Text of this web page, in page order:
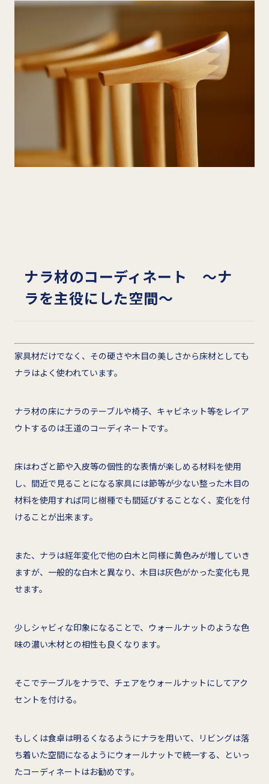
ナラ材のコーディネート ～ナ
ラを主役にした空間～
家具材だけでなく、その硬さや木目の美しさから床材としても
ナラはよく使われています。
ナラ材の床にナラのテーブルや椅子、キャビネット等をレイア
ウトするのは王道のコーディネートです。
床はわざと節や入皮等の個性的な表情が楽しめる材料を使用
し、間近で見ることになる家具には節等が少ない整った木目の
材料を使用すれば同じ樹種でも間延びすることなく、変化を付
けることが出来ます。
また、ナラは経年変化で他の白木と同様に黄色みが増していき
ますが、一般的な白木と異なり、木目は灰色がかった変化も見
せます。
少しシャビィな印象になることで、ウォールナットのような色
味の濃い木材との相性も良くなります。
そこでテーブルをナラで、チェアをウォールナットにしてアク
セントを付ける。
もしくは食卓は明るくなるようにナラを用いて、リビングは落
ち着いた空間になるようにウォールナットで統一する、といっ
たコーディネートはお勧めです。